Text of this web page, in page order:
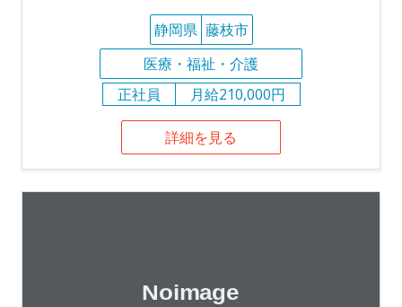
静岡県 藤枝市
医療・福祉・介護
正社員
月給210,000円
詳細を見る